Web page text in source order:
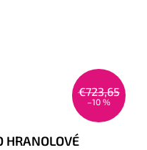
€723,65
–10 %
HRANOLOVÉ